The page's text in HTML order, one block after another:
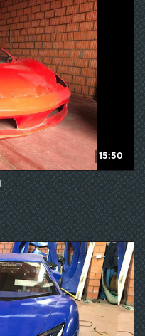
15:50